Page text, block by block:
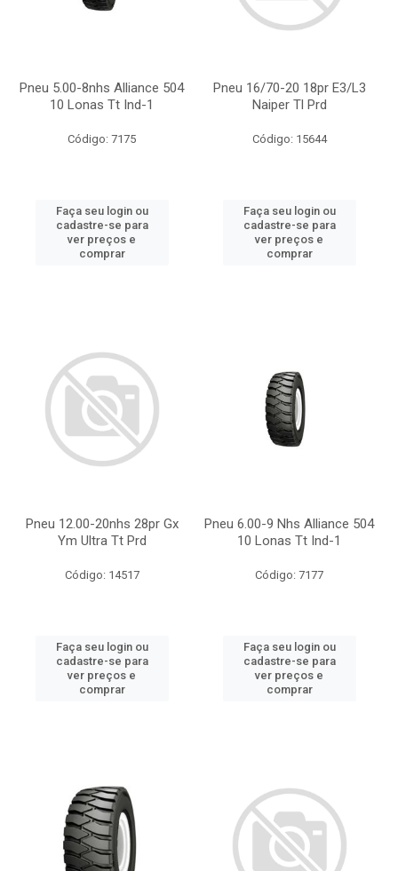
Pneu 5.00-8nhs Alliance 504
10 Lonas Tt Ind-1
Código: 7175
Faça seu login ou
cadastre-se para
ver preços e
comprar
Pneu 16/70-20 18pr E3/L3
Naiper Tl Prd
Código: 15644
Faça seu login ou
cadastre-se para
ver preços e
comprar
Pneu 12.00-20nhs 28pr Gx
Ym Ultra Tt Prd
Código: 14517
Faça seu login ou
cadastre-se para
ver preços e
comprar
Pneu 6.00-9 Nhs Alliance 504
10 Lonas Tt Ind-1
Código: 7177
Faça seu login ou
cadastre-se para
ver preços e
comprar